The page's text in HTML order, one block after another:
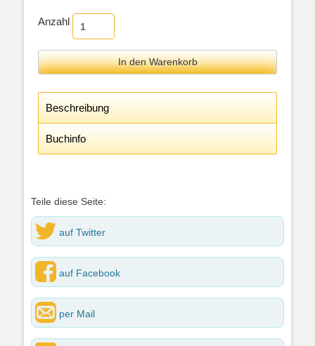
Anzahl
Beschreibung
Buchinfo
Teile diese Seite:
auf Twitter
auf Facebook
per Mail